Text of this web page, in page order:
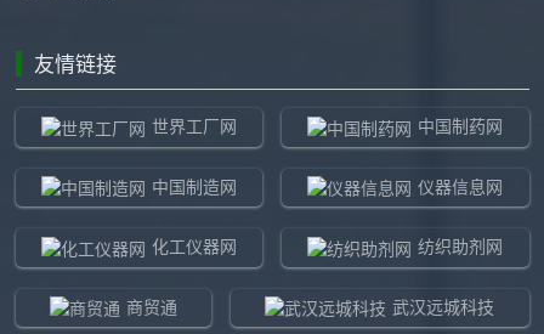
友情链接
世界工厂网 中国制药网
中国制造网 仪器信息网
化工仪器网 纺织助剂网
商贸通 武汉远城科技